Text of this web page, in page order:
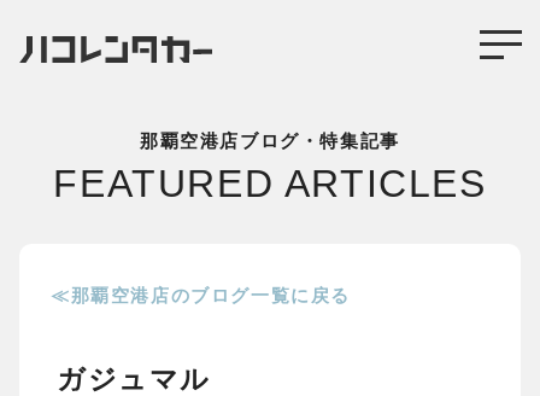
那覇空港店ブログ・特集記事
FEATURED ARTICLES
≪那覇空港店のブログ一覧に戻る
ガジュマル